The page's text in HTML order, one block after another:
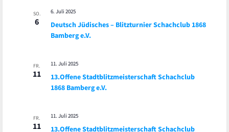
SO.
6
Deutsch Jüdisches – Blitzturnier Schachclub 1868
Bamberg e.V.
6. Juli 2025
FR.
11
13.Offene Stadtblitzmeisterschaft Schachclub
1868 Bamberg e.V.
11. Juli 2025
FR.
11
13.Offene Stadtblitzmeisterschaft Schachclub
11. Juli 2025